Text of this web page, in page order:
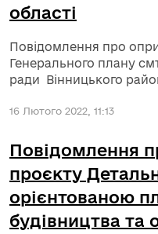
області
Повідомлення про
Генерального плану
ради Вінницького
16 Лютого 2022, 11:13
Повідомлення
проєкту
орієнтованою
будівництва та